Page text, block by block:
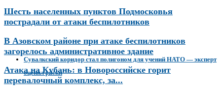
Шесть населенных пунктов Подмосковья
пострадали от атаки беспилотников
В Азовском районе при атаке беспилотников
загорелось административное здание
Атака на Кубань: в Новороссийске горит
перевалочный комплекс, за...
Сувалкский коридор стал полигоном для учений НАТО — эксперт
оценил риски